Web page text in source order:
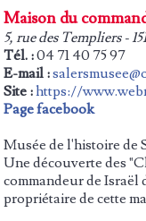
Maison du
5, rue des Templiers -
Tél. :04 71 40 75 97
E-mail :
Site :https://
Page facebook
Musée de l'histoire de
Une découverte des
commandeur de Israël
propriétaire de cette